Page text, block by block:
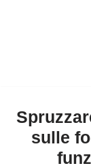
sulle